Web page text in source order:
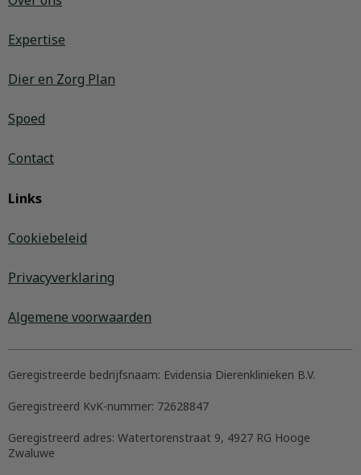
Expertise
Dier en Zorg Plan
Spoed
Contact
Links
Cookiebeleid
Privacyverklaring
Algemene voorwaarden
Geregistreerde bedrijfsnaam: Evidensia Dierenklinieken B.V.
Geregistreerd KvK-nummer: 72628847
Geregistreerd adres: Watertorenstraat 9, 4927 RG Hooge
Zwaluwe